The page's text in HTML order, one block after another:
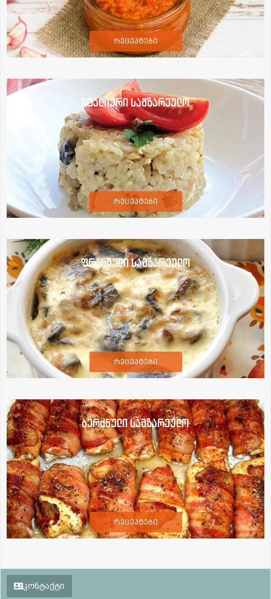
რეცეპტები
იტალიური სამზარეულო
რეცეპტები
ფრანგული სამზარეულო
რეცეპტები
ბერძნული სამზარეულო
რეცეპტები
კონტაქტი